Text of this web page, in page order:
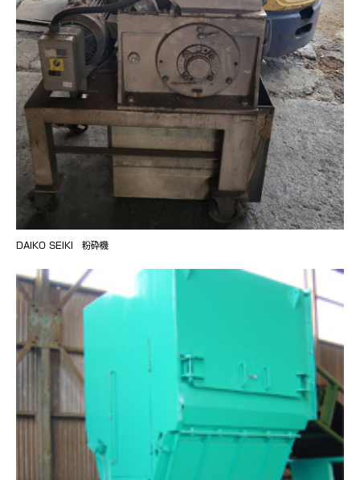
DAIKO SEIKI 粉砕機